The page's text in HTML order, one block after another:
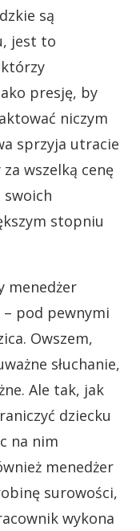
są
jest to
presję, by
niczym
sprzyja utracie
wszelką cenę
stopniu
menedżer
pod pewnymi
Owszem,
słuchanie,
Ale tak, jak
dziecku
na nim
menedżer
surowości,
wykona